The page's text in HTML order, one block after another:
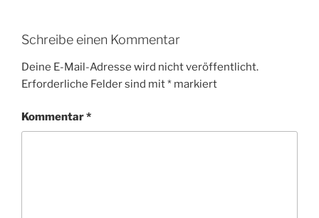
Schreibe einen Kommentar
Deine E-Mail-Adresse wird nicht veröffentlicht.
Erforderliche Felder sind mit* markiert
Kommentar*